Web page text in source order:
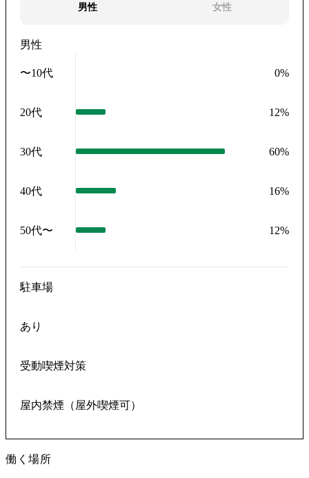
男性 女性
男性
〜10代 0%
20代 12%
30代 60%
40代 16%
50代〜 12%
駐車場
あり
受動喫煙対策
屋内禁煙（屋外喫煙可）
働く場所